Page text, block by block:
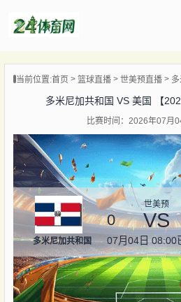
播
播
播
当前位置:首页 篮球直播 世美预直播
多米尼加共和国 VS 美国 【
比赛时间：2026年07月
多米尼加共和国
世美预
0 VS
07月04日 08:00